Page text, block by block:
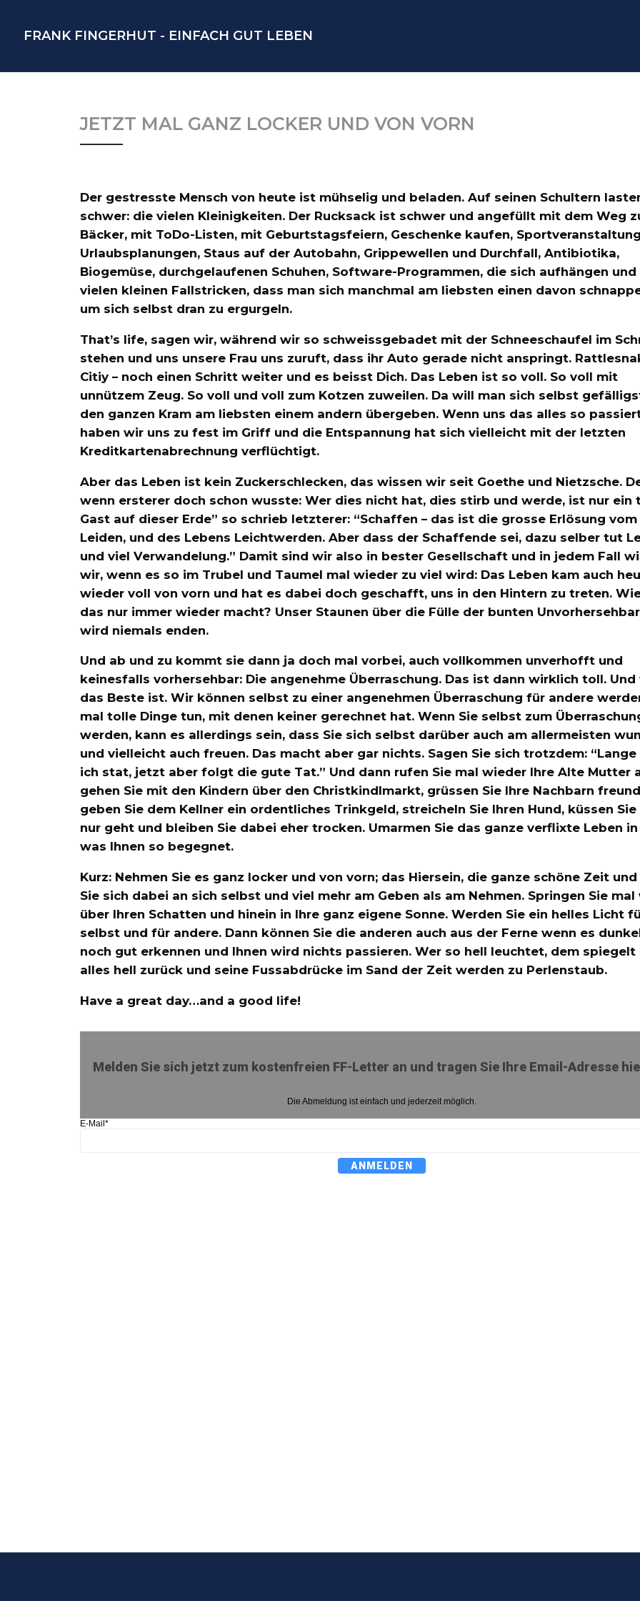
FRANK FINGERHUT - EINFACH GUT LEBEN
JETZT MAL GANZ LOCKER UND VON VORN
Der gestresste Mensch von heute ist mühselig und beladen. Auf seinen Schultern
schwer: die vielen Kleinigkeiten. Der Rucksack ist schwer und angefüllt mit dem Weg
Bäcker, mit ToDo-Listen, mit Geburtstagsfeiern, Geschenke kaufen,
Urlaubsplanungen, Staus auf der Autobahn, Grippewellen und Durchfall, Antibiotika,
Biogemüse, durchgelaufenen Schuhen, Software-Programmen, die sich aufhängen und
vielen kleinen Fallstricken, dass man sich manchmal am liebsten einen davon
um sich selbst dran zu ergurgeln.
That’s life, sagen wir, während wir so schweissgebadet mit der Schneeschaufel im
stehen und uns unsere Frau uns zuruft, dass ihr Auto gerade nicht anspringt.
Citiy – noch einen Schritt weiter und es beisst Dich. Das Leben ist so voll. So voll mit
unnützem Zeug. So voll und voll zum Kotzen zuweilen. Da will man sich selbst
den ganzen Kram am liebsten einem andern übergeben. Wenn uns das alles so
haben wir uns zu fest im Griff und die Entspannung hat sich vielleicht mit der letzten
Kreditkartenabrechnung verflüchtigt.
Aber das Leben ist kein Zuckerschlecken, das wissen wir seit Goethe und Nietzsche.
wenn ersterer doch schon wusste: Wer dies nicht hat, dies stirb und werde, ist nur ein
Gast auf dieser Erde” so schrieb letzterer: “Schaffen – das ist die grosse Erlösung vom
Leiden, und des Lebens Leichtwerden. Aber dass der Schaffende sei, dazu selber tut
und viel Verwandelung.” Damit sind wir also in bester Gesellschaft und in jedem Fall
wir, wenn es so im Trubel und Taumel mal wieder zu viel wird: Das Leben kam auch
wieder voll von vorn und hat es dabei doch geschafft, uns in den Hintern zu treten.
das nur immer wieder macht? Unser Staunen über die Fülle der bunten
wird niemals enden.
Und ab und zu kommt sie dann ja doch mal vorbei, auch vollkommen unverhofft und
keinesfalls vorhersehbar: Die angenehme Überraschung. Das ist dann wirklich toll. Und
das Beste ist. Wir können selbst zu einer angenehmen Überraschung für andere
mal tolle Dinge tun, mit denen keiner gerechnet hat. Wenn Sie selbst zum
werden, kann es allerdings sein, dass Sie sich selbst darüber auch am allermeisten
und vielleicht auch freuen. Das macht aber gar nichts. Sagen Sie sich trotzdem:
ich stat, jetzt aber folgt die gute Tat.” Und dann rufen Sie mal wieder Ihre Alte Mutter
gehen Sie mit den Kindern über den Christkindlmarkt, grüssen Sie Ihre Nachbarn
geben Sie dem Kellner ein ordentliches Trinkgeld, streicheln Sie Ihren Hund, küssen Sie
nur geht und bleiben Sie dabei eher trocken. Umarmen Sie das ganze verflixte Leben
was Ihnen so begegnet.
Kurz: Nehmen Sie es ganz locker und von vorn; das Hiersein, die ganze schöne Zeit
Sie sich dabei an sich selbst und viel mehr am Geben als am Nehmen. Springen Sie
über Ihren Schatten und hinein in Ihre ganz eigene Sonne. Werden Sie ein helles Licht
selbst und für andere. Dann können Sie die anderen auch aus der Ferne wenn es
noch gut erkennen und Ihnen wird nichts passieren. Wer so hell leuchtet, dem spiegelt
alles hell zurück und seine Fussabdrücke im Sand der Zeit werden zu Perlenstaub.
Have a great day…and a good life!
Melden Sie sich jetzt zum kostenfreien FF-Letter an und tragen Sie Ihre Email-Adresse
Die Abmeldung ist einfach und jederzeit möglich.
E-Mail*
ANMELDEN